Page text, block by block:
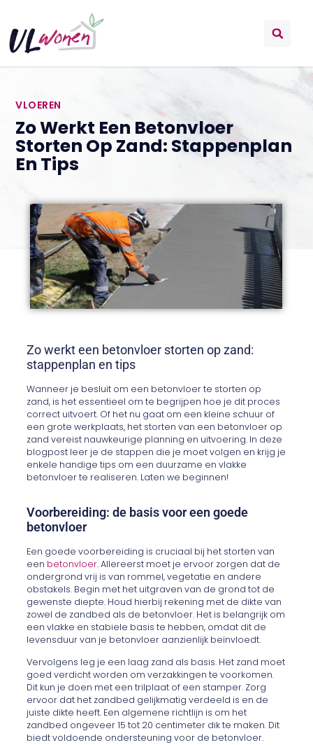
VLOEREN
Zo Werkt Een Betonvloer
Storten Op Zand: Stappenplan
En Tips
Zo werkt een betonvloer storten op zand:
stappenplan en tips
Wanneer je besluit om een betonvloer te storten op
zand, is het essentieel om te begrijpen hoe je dit proces
correct uitvoert. Of het nu gaat om een kleine schuur of
een grote werkplaats, het storten van een betonvloer op
zand vereist nauwkeurige planning en uitvoering. In deze
blogpost leer je de stappen die je moet volgen en krijg je
enkele handige tips om een duurzame en vlakke
betonvloer te realiseren. Laten we beginnen!
Voorbereiding: de basis voor een goede
betonvloer
Een goede voorbereiding is cruciaal bij het storten van
een betonvloer. Allereerst moet je ervoor zorgen dat de
ondergrond vrij is van rommel, vegetatie en andere
obstakels. Begin met het uitgraven van de grond tot de
gewenste diepte. Houd hierbij rekening met de dikte van
zowel de zandbed als de betonvloer. Het is belangrijk om
een vlakke en stabiele basis te hebben, omdat dit de
levensduur van je betonvloer aanzienlijk beïnvloedt.
Vervolgens leg je een laag zand als basis. Het zand moet
goed verdicht worden om verzakkingen te voorkomen.
Dit kun je doen met een trilplaat of een stamper. Zorg
ervoor dat het zandbed gelijkmatig verdeeld is en de
juiste dikte heeft. Een algemene richtlijn is om het
zandbed ongeveer 15 tot 20 centimeter dik te maken. Dit
biedt voldoende ondersteuning voor de betonvloer.